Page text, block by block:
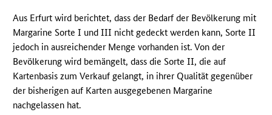
Aus Erfurt wird berichtet, dass der Bedarf der Bevölkerung mit
Margarine Sorte I und III nicht gedeckt werden kann, Sorte II
jedoch in ausreichender Menge vorhanden ist. Von der
Bevölkerung wird bemängelt, dass die Sorte II, die auf
Kartenbasis zum Verkauf gelangt, in ihrer Qualität gegenüber
der bisherigen auf Karten ausgegebenen Margarine
nachgelassen hat.